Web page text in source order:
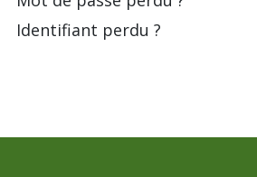
Identifiant perdu ?